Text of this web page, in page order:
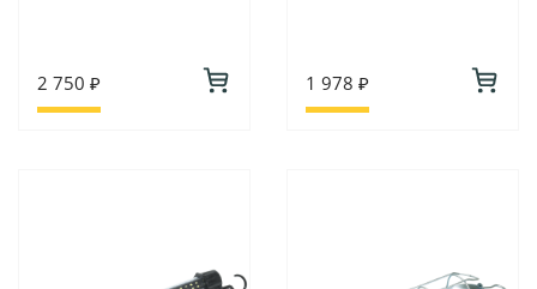
2 750 ₽ 1 978 ₽